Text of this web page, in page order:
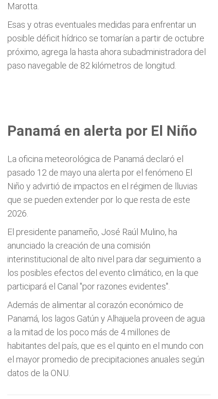
Marotta.
Esas y otras eventuales medidas para enfrentar un
posible déficit hídrico se tomarían a partir de octubre
próximo, agrega la hasta ahora subadministradora del
paso navegable de 82 kilómetros de longitud.
Panamá en alerta por El Niño
La oficina meteorológica de Panamá declaró el
pasado 12 de mayo una alerta por el fenómeno El
Niño y advirtió de impactos en el régimen de lluvias
que se pueden extender por lo que resta de este
2026.
El presidente panameño, José Raúl Mulino, ha
anunciado la creación de una comisión
interinstitucional de alto nivel para dar seguimiento a
los posibles efectos del evento climático, en la que
participará el Canal "por razones evidentes".
Además de alimentar al corazón económico de
Panamá, los lagos Gatún y Alhajuela proveen de agua
a la mitad de los poco más de 4 millones de
habitantes del país, que es el quinto en el mundo con
el mayor promedio de precipitaciones anuales según
datos de la ONU.